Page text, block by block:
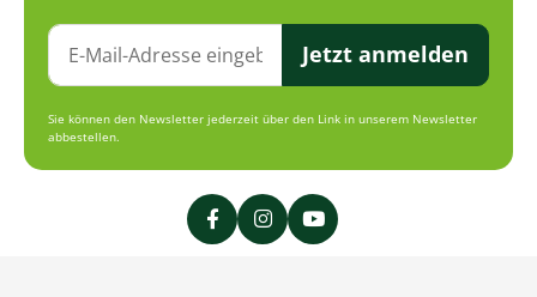
Jetzt anmelden
Sie können den Newsletter jederzeit über den Link in unserem Newsletter
abbestellen.